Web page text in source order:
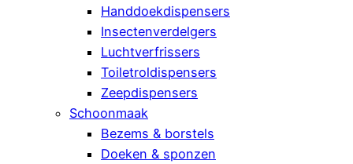
Handdoekdispensers
Insectenverdelgers
Luchtverfrissers
Toiletroldispensers
Zeepdispensers
Schoonmaak
Bezems & borstels
Doeken & sponzen